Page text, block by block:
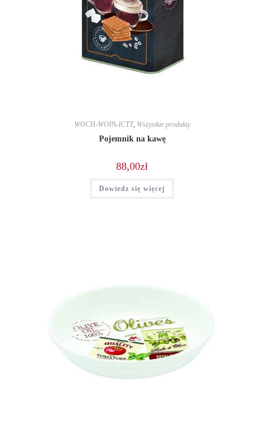
WOCH-WOPA-ICTT, Wszystkie produkty
Pojemnik na kawę
88,00zł
Dowiedz się więcej